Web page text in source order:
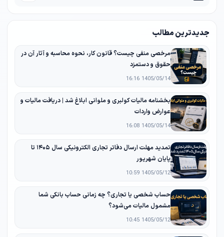
جدیدترین مطالب
مرخصی منفی چیست؟ قانون کار، نحوه محاسبه و آثار آن در
حقوق و دستمزد
1405/05/14 16:16
بخشنامه مالیات کولبری و ملوانی ابلاغ شد | دریافت مالیات و
عوارض واردات
1405/05/14 16:08
تمدید مهلت ارسال دفاتر تجاری الکترونیکی سال ۱۴۰۵ تا
پایان شهریور
1405/05/12 10:59
حساب شخصی یا تجاری؟ چه زمانی حساب بانکی شما
مشمول مالیات می‌شود؟
1405/05/12 10:45